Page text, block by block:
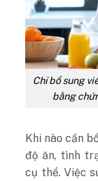
Chỉ bổ sung
bằng
Khi nào cần
độ ăn, tình
cụ thể. Việc